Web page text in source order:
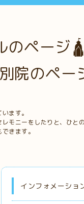
のページ
院のペー
ます。
モニーをしたりと、ひ
きます。
インフォメーショ